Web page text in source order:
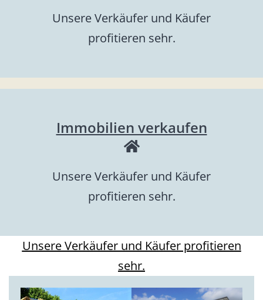
Unsere Verkäufer und Käufer
profitieren sehr.
Immobilien verkaufen
Unsere Verkäufer und Käufer
profitieren sehr.
Unsere Verkäufer und Käufer profitieren
sehr.